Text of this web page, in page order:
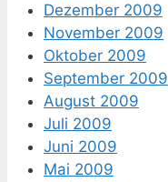
Dezember 2009
November 2009
Oktober 2009
September 2009
August 2009
Juli 2009
Juni 2009
Mai 2009